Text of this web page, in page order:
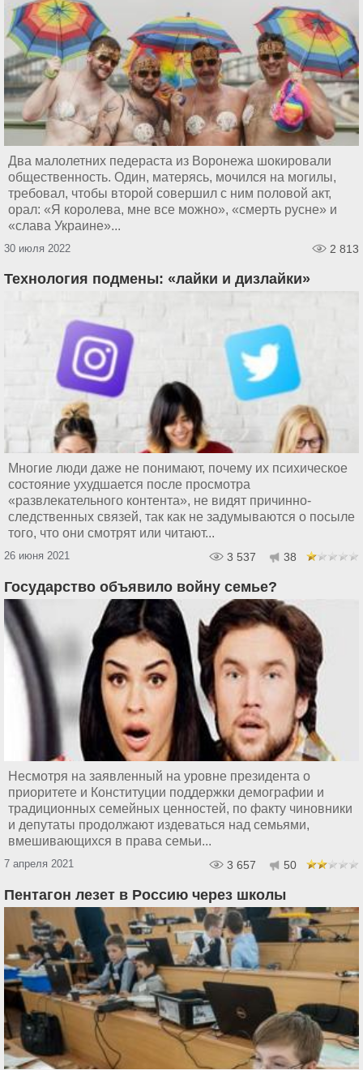
Два малолетних педераста из Воронежа шокировали
общественность. Один, матерясь, мочился на могилы,
требовал, чтобы второй совершил с ним половой акт,
орал: «Я королева, мне все можно», «смерть русне» и
«слава Украине»...
30 июля 2022 2 813
Технология подмены: «лайки и дизлайки»
Многие люди даже не понимают, почему их психическое
состояние ухудшается после просмотра
«развлекательного контента», не видят причинно-
следственных связей, так как не задумываются о посыле
того, что они смотрят или читают...
26 июня 2021 3 537 38
Государство объявило войну семье?
Несмотря на заявленный на уровне президента о
приоритете и Конституции поддержки демографии и
традиционных семейных ценностей, по факту чиновники
и депутаты продолжают издеваться над семьями,
вмешивающихся в права семьи...
7 апреля 2021 3 657 50
Пентагон лезет в Россию через школы